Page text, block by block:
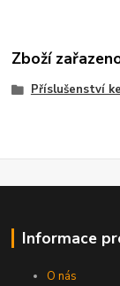
Zboží
Příslušenství
Informace
O nás